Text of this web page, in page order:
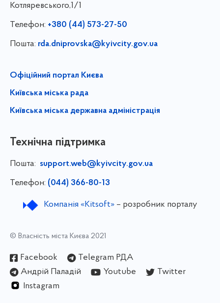
Котляревського,1/1
Телефон: +380 (44) 573-27-50
Пошта: rda.dniprovska@kyivcity.gov.ua
Офіційний портал Києва
Київська міська рада
Київська міська державна адміністрація
Технічна підтримка
Пошта: support.web@kyivcity.gov.ua
Телефон: (044) 366-80-13
Компанія «Kitsoft»– розробник порталу
© Власність міста Києва 2021
Facebook
Telegram РДА
Андрій Паладій
Youtube
Twitter
Instagram